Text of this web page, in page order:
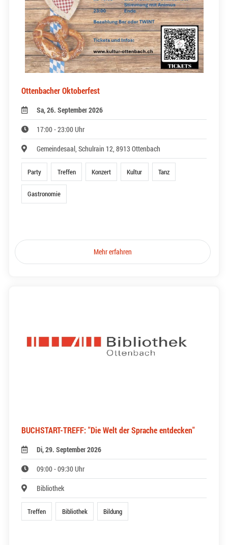
Ottenbacher Oktoberfest
Sa, 26. September 2026
17:00 - 23:00 Uhr
Gemeindesaal, Schulrain 12, 8913 Ottenbach
Party Treffen Konzert Kultur Tanz
Gastronomie
Mehr erfahren
BUCHSTART-TREFF: "Die Welt der Sprache entdecken"
Di, 29. September 2026
09:00 - 09:30 Uhr
Bibliothek
Treffen Bibliothek Bildung